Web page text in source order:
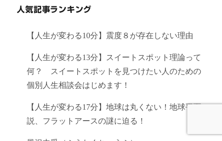
人気記事ランキング
【人生が変わる10分】震度８が存在しない理由
【人生が変わる13分】スイートスポット理論って
何？ スイートスポットを見つけたい人のための
個別人生相談会はじめます！
【人生が変わる17分】地球は丸くない！地球平面
説、フラットアースの謎に迫る！